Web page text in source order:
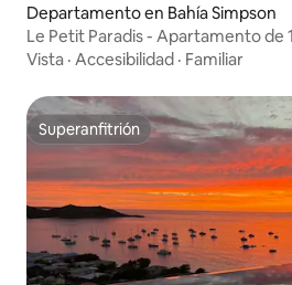
Departamento en Bahía Simpson
Le Petit Paradis - Apartamento de
playa
Vista · Accesibilidad · Familiar
Superanfitrión
Superanfitrión